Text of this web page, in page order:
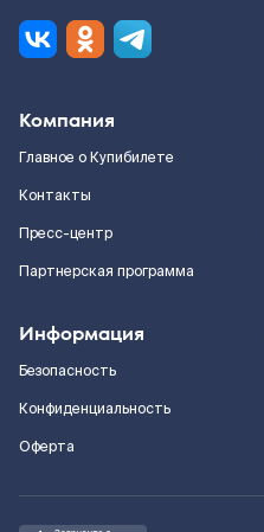
Компания
Главное о Купибилете
Контакты
Пресс-центр
Партнерская программа
Информация
Безопасность
Конфиденциальность
Оферта